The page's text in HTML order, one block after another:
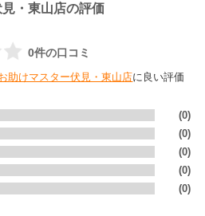
・東山店の評価
0件の口コミ
助けマスター伏見・東山店に良い評価
(0)
(0)
(0)
(0)
(0)